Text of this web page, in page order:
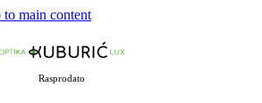
to main content
Rasprodato